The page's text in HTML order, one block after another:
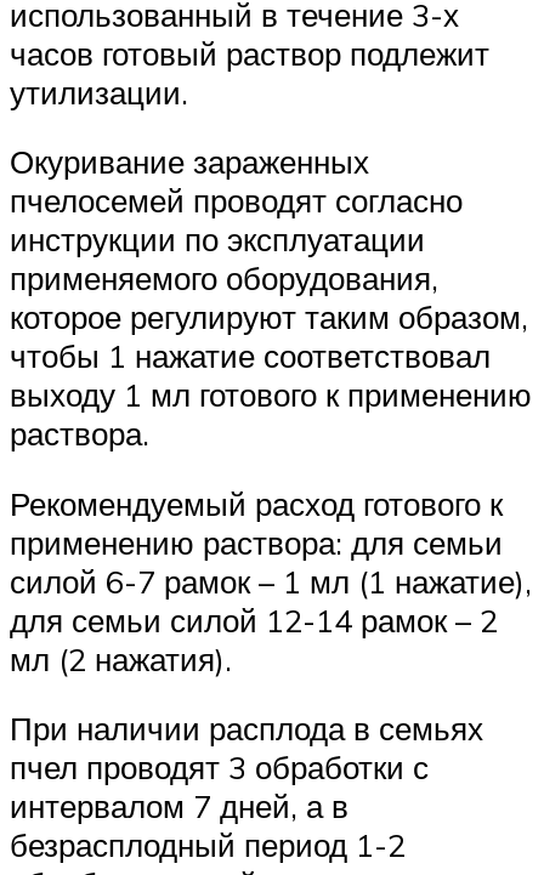
использованный в течение 3-х
часов готовый раствор подлежит
утилизации.
Окуривание зараженных
пчелосемей проводят согласно
инструкции по эксплуатации
применяемого оборудования,
которое регулируют таким образом,
чтобы 1 нажатие соответствовал
выходу 1 мл готового к применению
раствора.
Рекомендуемый расход готового к
применению раствора: для семьи
силой 6-7 рамок – 1 мл (1 нажатие),
для семьи силой 12-14 рамок – 2
мл (2 нажатия).
При наличии расплода в семьях
пчел проводят 3 обработки с
интервалом 7 дней, а в
безрасплодный период 1-2